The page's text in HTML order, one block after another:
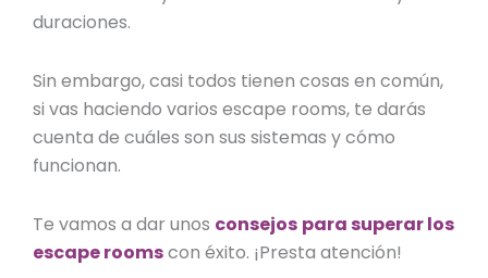
duraciones.
Sin embargo, casi todos tienen cosas en común,
si vas haciendo varios escape rooms, te darás
cuenta de cuáles son sus sistemas y cómo
funcionan.
Te vamos a dar unos consejos para superar los
escape roomscon éxito. ¡Presta atención!